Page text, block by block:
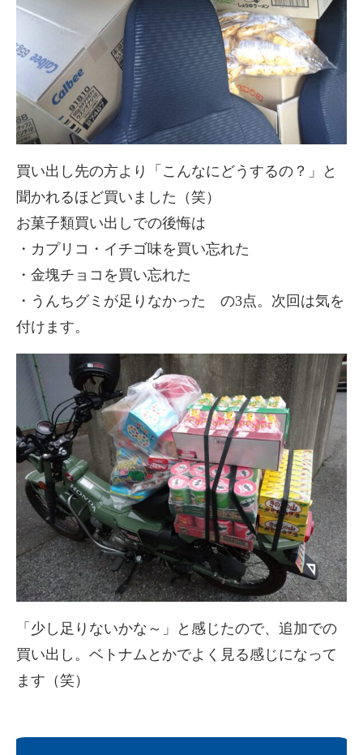
買い出し先の方より「こんなにどうするの？」と
聞かれるほど買いました（笑）
お菓子類買い出しでの後悔は
・カプリコ・イチゴ味を買い忘れた
・金塊チョコを買い忘れた
・うんちグミが足りなかった の3点。次回は気を
付けます。
「少し足りないかな～」と感じたので、追加での
買い出し。ベトナムとかでよく見る感じになって
ます（笑）